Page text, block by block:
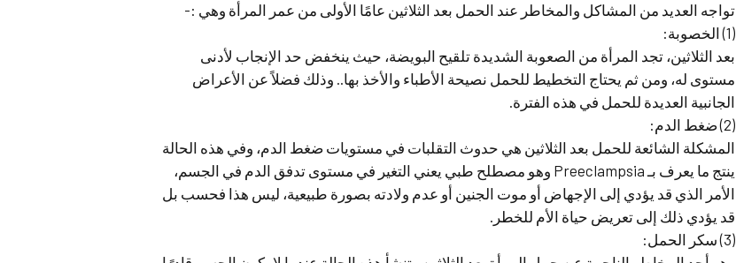
تواجه العديد من المشاكل والمخاطر عند الحمل بعد الثلاثين عامًا الأولى من عمر المرأة وهي :-
(1) الخصوبة:
بعد الثلاثين، تجد المرأة من الصعوبة الشديدة تلقيح البويضة، حيث ينخفض حد الإنجاب لأدنى
مستوى له، ومن ثم يحتاج التخطيط للحمل نصيحة الأطباء والأخذ بها.. وذلك فضلاً عن الأعراض
الجانبية العديدة للحمل في هذه الفترة.
(2) ضغط الدم:
المشكلة الشائعة للحمل بعد الثلاثين هي حدوث التقلبات في مستويات ضغط الدم، وفي هذه الحالة
ينتج ما يعرف بـ Preeclampsia وهو مصطلح طبي يعني التغير في مستوى تدفق الدم في الجسم،
الأمر الذي قد يؤدي إلى الإجهاض أو موت الجنين أو عدم ولادته بصورة طبيعية، ليس هذا فحسب بل
قد يؤدي ذلك إلى تعريض حياة الأم للخطر.
(3) سكر الحمل: